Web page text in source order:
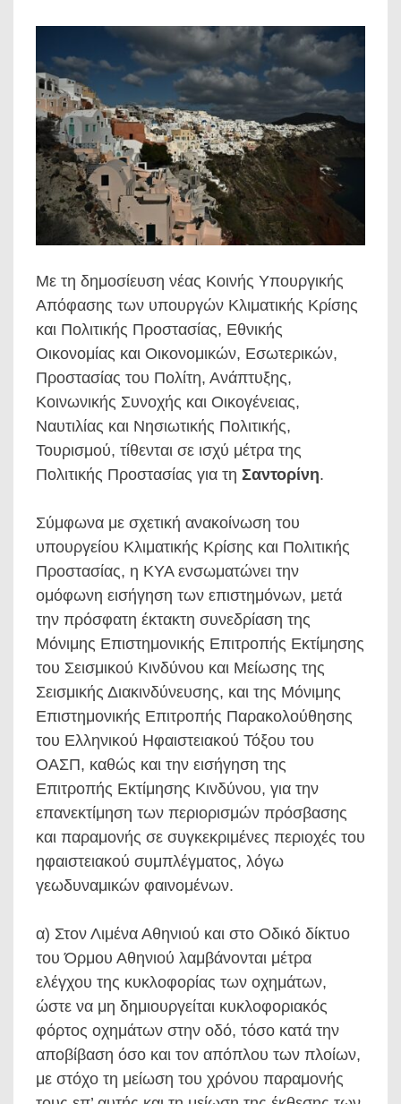
Με τη δημοσίευση νέας Κοινής Υπουργικής
Απόφασης των υπουργών Κλιματικής Κρίσης
και Πολιτικής Προστασίας, Εθνικής
Οικονομίας και Οικονομικών, Εσωτερικών,
Προστασίας του Πολίτη, Ανάπτυξης,
Κοινωνικής Συνοχής και Οικογένειας,
Ναυτιλίας και Νησιωτικής Πολιτικής,
Τουρισμού, τίθενται σε ισχύ μέτρα της
Πολιτικής Προστασίας για τη Σαντορίνη.
Σύμφωνα με σχετική ανακοίνωση του
υπουργείου Κλιματικής Κρίσης και Πολιτικής
Προστασίας, η ΚΥΑ ενσωματώνει την
ομόφωνη εισήγηση των επιστημόνων, μετά
την πρόσφατη έκτακτη συνεδρίαση της
Μόνιμης Επιστημονικής Επιτροπής Εκτίμησης
του Σεισμικού Κινδύνου και Μείωσης της
Σεισμικής Διακινδύνευσης, και της Μόνιμης
Επιστημονικής Επιτροπής Παρακολούθησης
του Ελληνικού Ηφαιστειακού Τόξου του
ΟΑΣΠ, καθώς και την εισήγηση της
Επιτροπής Εκτίμησης Κινδύνου, για την
επανεκτίμηση των περιορισμών πρόσβασης
και παραμονής σε συγκεκριμένες περιοχές του
ηφαιστειακού συμπλέγματος, λόγω
γεωδυναμικών φαινομένων.
α) Στον Λιμένα Αθηνιού και στο Οδικό δίκτυο
του Όρμου Αθηνιού λαμβάνονται μέτρα
ελέγχου της κυκλοφορίας των οχημάτων,
ώστε να μη δημιουργείται κυκλοφοριακός
φόρτος οχημάτων στην οδό, τόσο κατά την
αποβίβαση όσο και τον απόπλου των πλοίων,
με στόχο τη μείωση του χρόνου παραμονής